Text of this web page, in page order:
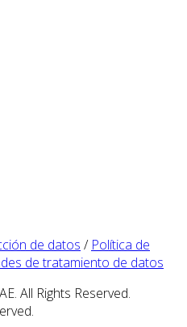
de datos / Política de
de tratamiento de datos
All Rights Reserved.